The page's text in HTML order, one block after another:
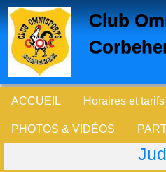
Club
ACCUEIL Horaires et tarifs
PHOTOS & VIDÉOS
Panneau de gestion des cookies